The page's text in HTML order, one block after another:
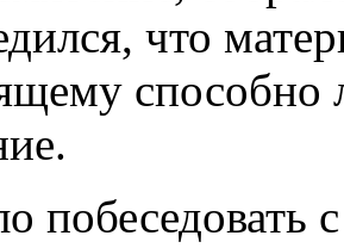
что
способно
побеседовать